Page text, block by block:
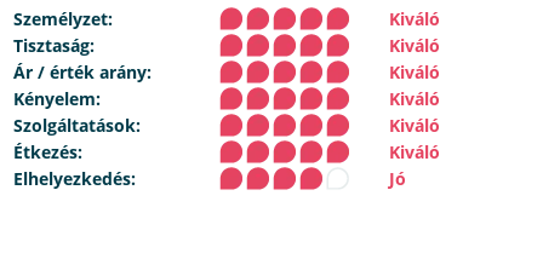
Személyzet:
Kiváló
Tisztaság:
Kiváló
Ár / érték arány:
Kiváló
Kényelem:
Kiváló
Szolgáltatások:
Kiváló
Étkezés:
Kiváló
Elhelyezkedés:
Jó